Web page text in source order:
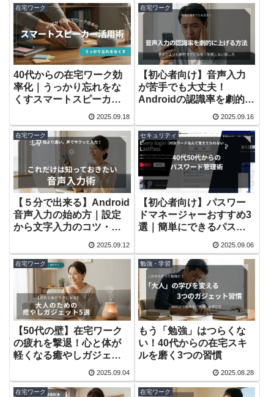
在宅ワーク
40代からの在宅ワーク効
率化｜うっかり忘れをな
くすスマートスピーカー
2025.09.18
在宅ワーク
【初心者向け】音声入力
が苦手でも大丈夫！
Androidの認識率を劇的に
上げる話し方のコツとNG
例
2025.09.16
在宅ワーク
【５分で出来る】Android
音声入力の始め方｜設定
から文字入力のコツ・使
2025.09.12
セキュリティ
【初心者向け】パスワー
ドマネージャーおすすめ3
選｜簡単にできるパスワ
2025.09.06
在宅ワーク
【50代の壁】在宅ワーク
の疲れを撃退！心と体が
軽くなる癒やしガジェッ
2025.09.04
勉強・学習
もう「勉強」はつらくな
い！40代からの在宅スキ
ルを磨く3つの習慣
2025.08.28
在宅ワーク 在宅ワーク